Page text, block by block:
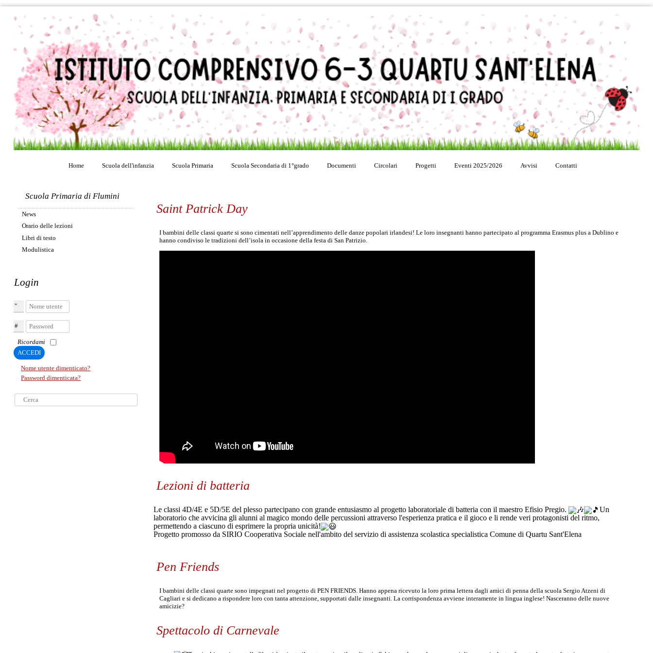
Home Scuola dell'infanzia Scuola Primaria Scuola Secondaria di 1°grado Documenti Circolari Progetti Eventi 2025/2026 Avvisi Contatti
Scuola Primaria di Flumini
News
Orario delle lezioni
Libri di testo
Modulistica
Login
Nome utente
Password
Ricordami
ACCEDI
Nome utente dimenticato?
Password dimenticata?
Cerca...
Saint Patrick Day
I bambini delle classi quarte si sono cimentati nell’apprendimento delle danze popolari irlandesi! Le loro insegnanti hanno partecipato al programma Erasmus plus a Dublino e
hanno condiviso le tradizioni dell’isola in occasione della festa di San Patrizio.
Lezioni di batteria
Le classi 4D/4E e 5D/5E del plesso partecipano con grande entusiasmo al progetto laboratoriale di batteria con il maestro Efisio Pregio.
Un
laboratorio che avvicina gli alunni al magico mondo delle percussioni attraverso l'esperienza pratica e il gioco e li rende veri protagonisti del ritmo,
permettendo a ciascuno di esprimere la propria unicità!
Progetto promosso da SIRIO Cooperativa Sociale nell'ambito del servizio di assistenza scolastica specialistica Comune di Quartu Sant'Elena
Pen Friends
I bambini delle classi quarte sono impegnati nel progetto di PEN FRIENDS. Hanno appena ricevuto la loro prima lettera dagli amici di penna della scuola Sergio Atzeni di
Cagliari e si dedicano a rispondere loro con tanta attenzione, supportati dalle insegnanti. La corrispondenza avviene interamente in lingua inglese! Nasceranno delle nuove
amicizie?
Spettacolo di Carnevale